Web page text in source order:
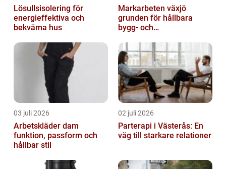
Lösullsisolering för
energieffektiva och
bekväma hus
Markarbeten växjö
grunden för hållbara
bygg- och
03 juli 2026
Arbetskläder dam
funktion, passform och
hållbar stil
02 juli 2026
Parterapi i Västerås: En
väg till starkare relationer